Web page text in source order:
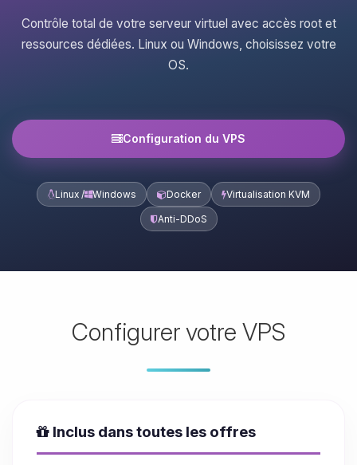
Contrôle total de votre serveur virtuel avec accès root et
ressources dédiées. Linux ou Windows, choisissez votre
OS.
Configuration du VPS
Linux / Windows Docker Virtualisation KVM
Anti-DDoS
Configurer votre VPS
Inclus dans toutes les offres